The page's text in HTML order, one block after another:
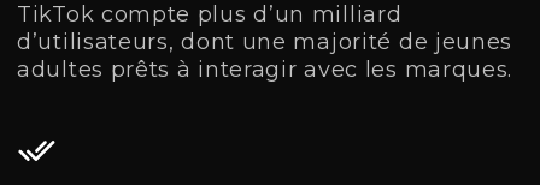
TikTok compte plus d’un milliard
d’utilisateurs, dont une majorité de jeunes
adultes prêts à interagir avec les marques.